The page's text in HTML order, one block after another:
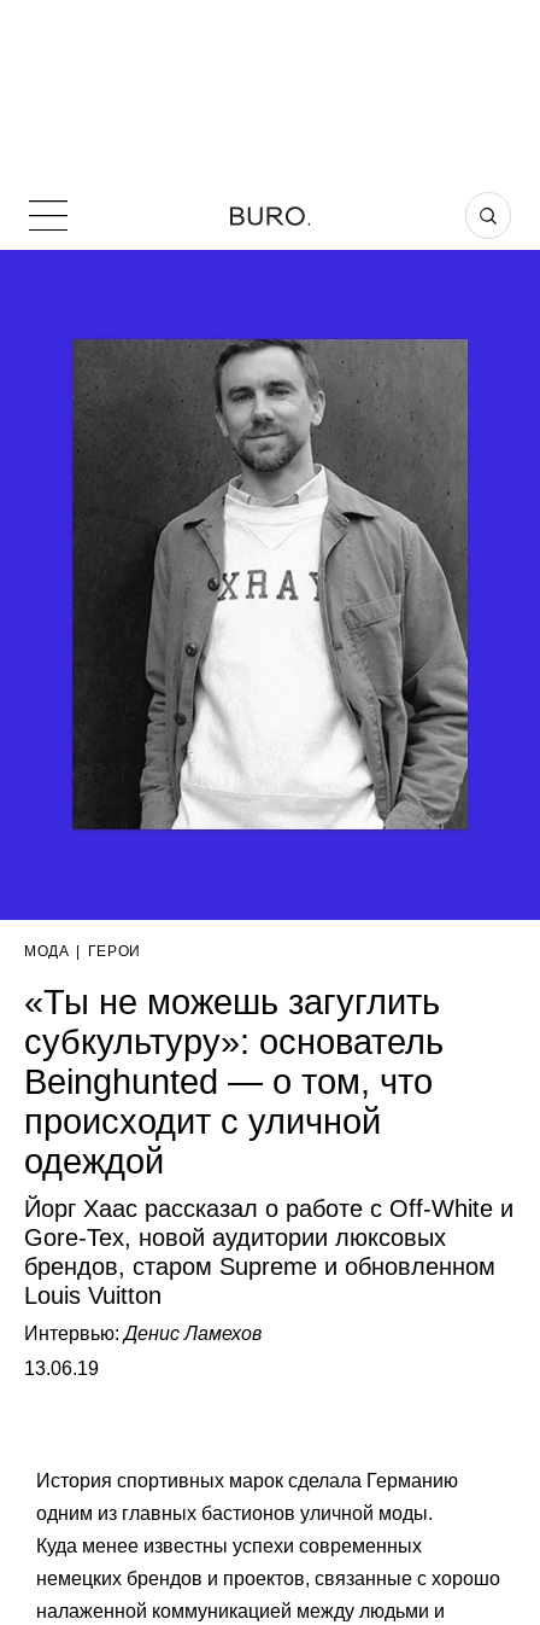
МОДА ГЕРОИ
«Ты не можешь загуглить
субкультуру»: основатель
Beinghunted — о том, что
происходит с уличной
одеждой
Йорг Хаас рассказал о работе с Off-White и
Gore-Tex, новой аудитории люксовых
брендов, старом Supreme и обновленном
Louis Vuitton
Интервью:Денис Ламехов
13.06.19
История спортивных марок сделала Германию
одним из главных бастионов уличной моды.
Куда менее известны успехи современных
немецких брендов и проектов, связанные с хорошо
налаженной коммуникацией между людьми и